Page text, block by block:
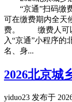
“京通”扫码缴
可在缴费期内全天
费。 缴费人可以
入“京通”小程序的
名、身...
2026北京城
yiduo23 发布于